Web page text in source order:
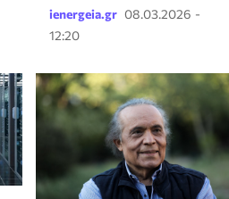
ienergeia.gr 08.03.2026 -
12:20